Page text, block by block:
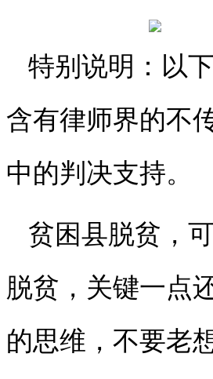
特别说明：以
含有律师界的不
中的判决支持。
贫困县脱贫，
脱贫，关键一点
的思维，不要老